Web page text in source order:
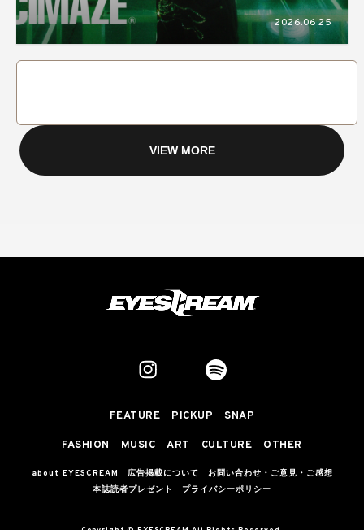
2026.06.25
VIEW MORE
FEATURE PICKUP SNAP
FASHION MUSIC ART CULTURE OTHER
about EYESCREAM 広告掲載について
お問い合わせ・ご意見・ご感想
本誌読者プレゼント
プライバシーポリシー